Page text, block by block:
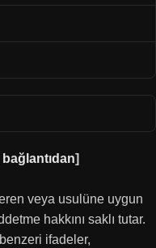
bağlantıdan]
veya usulüne uygun
hakkını saklı tutar.
ifadeler,